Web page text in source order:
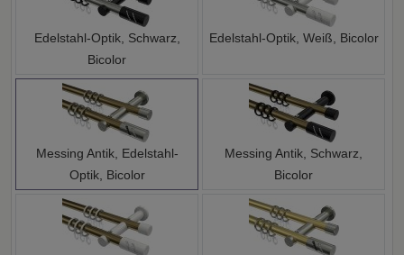
Edelstahl-Optik, Schwarz,
Bicolor
Edelstahl-Optik, Weiß, Bicolor
Messing Antik, Edelstahl-
Optik, Bicolor
Messing Antik, Schwarz,
Bicolor